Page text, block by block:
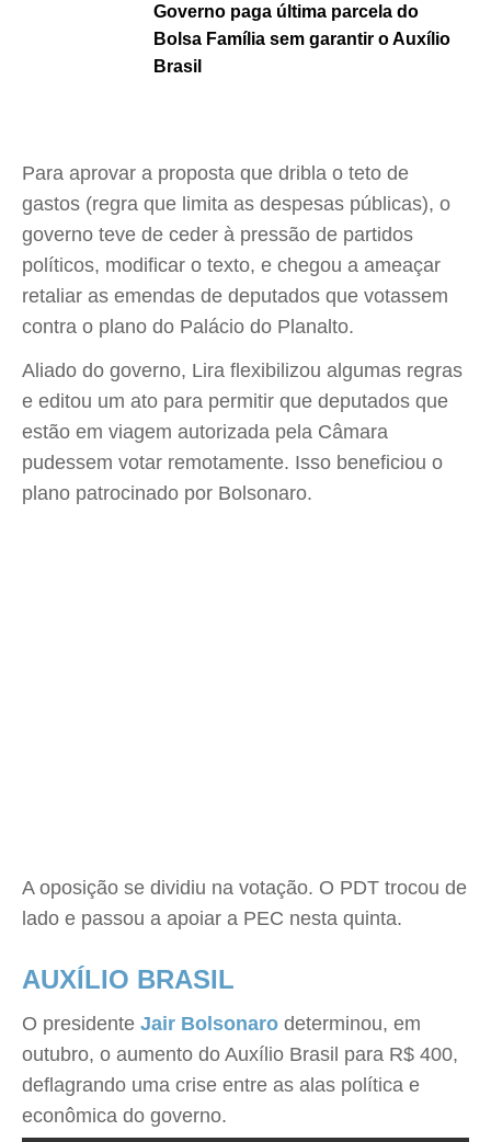
Governo paga última parcela do
Bolsa Família sem garantir o Auxílio
Brasil
Para aprovar a proposta que dribla o teto de
gastos (regra que limita as despesas públicas), o
governo teve de ceder à pressão de partidos
políticos, modificar o texto, e chegou a ameaçar
retaliar as emendas de deputados que votassem
contra o plano do Palácio do Planalto.
Aliado do governo, Lira flexibilizou algumas regras
e editou um ato para permitir que deputados que
estão em viagem autorizada pela Câmara
pudessem votar remotamente. Isso beneficiou o
plano patrocinado por Bolsonaro.
A oposição se dividiu na votação. O PDT trocou de
lado e passou a apoiar a PEC nesta quinta.
AUXÍLIO BRASIL
O presidente Jair Bolsonaro determinou, em
outubro, o aumento do Auxílio Brasil para R$ 400,
deflagrando uma crise entre as alas política e
econômica do governo.